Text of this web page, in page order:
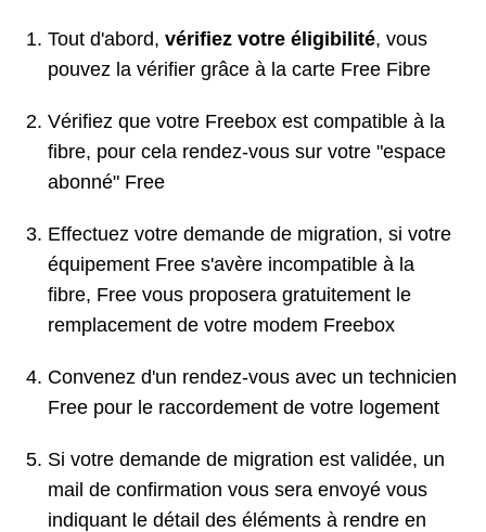
Tout d'abord, vérifiez votre éligibilité, vous
pouvez la vérifier grâce à la carte Free Fibre
Vérifiez que votre Freebox est compatible à la
fibre, pour cela rendez-vous sur votre "espace
abonné" Free
Effectuez votre demande de migration, si votre
équipement Free s'avère incompatible à la
fibre, Free vous proposera gratuitement le
remplacement de votre modem Freebox
Convenez d'un rendez-vous avec un technicien
Free pour le raccordement de votre logement
Si votre demande de migration est validée, un
mail de confirmation vous sera envoyé vous
indiquant le détail des éléments à rendre en